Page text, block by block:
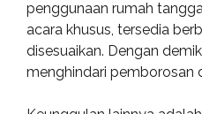
penggunaan rumah
acara khusus, tersedia
disesuaikan. Dengan
menghindari pemborosan